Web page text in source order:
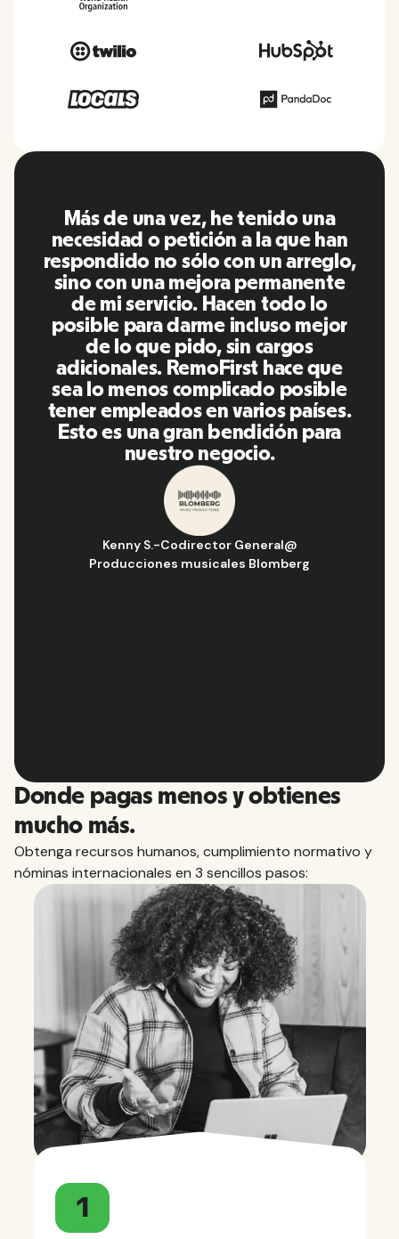
RemoFirst es una plataforma
increíble, todo es muy fácil de usar
y fácil de usar en comparación con
otras herramientas que he estado
utilizando en el pasado. Inna y el
equipo fueron puntuales y
respondieron a mis preguntas de
manera más que oportuna,
¡además de hacernos la vida súper
fácil! Un gran equipo y una gran
plataforma, la recomendaré
encarecidamente a mi red.
Hugo D.-Director de Operaciones y Estrategia
Aflorítmico
Donde pagas menos y obtienes
mucho más.
Obtenga recursos humanos, cumplimiento normativo y
nóminas internacionales en 3 sencillos pasos:
1